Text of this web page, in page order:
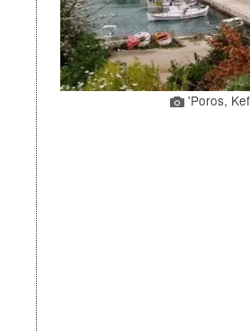
'Poros,